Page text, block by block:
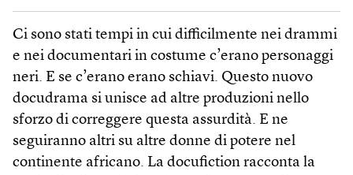
Ci sono stati tempi in cui difficilmente nei drammi
e nei documentari in costume c’erano personaggi
neri. E se c’erano erano schiavi. Questo nuovo
docudrama si unisce ad altre produzioni nello
sforzo di correggere questa assurdità. E ne
seguiranno altri su altre donne di potere nel
continente africano. La docufiction racconta la